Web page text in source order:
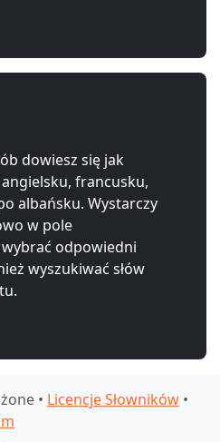
dowiesz się jak
francusku,
albańsku. Wystarczy
w pole
odpowiedni
wyszukiwać słów
• Licencje Słowników •